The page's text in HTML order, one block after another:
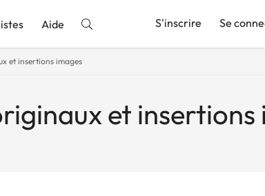
Aide S'inscrire Se
et insertions images
et insertions